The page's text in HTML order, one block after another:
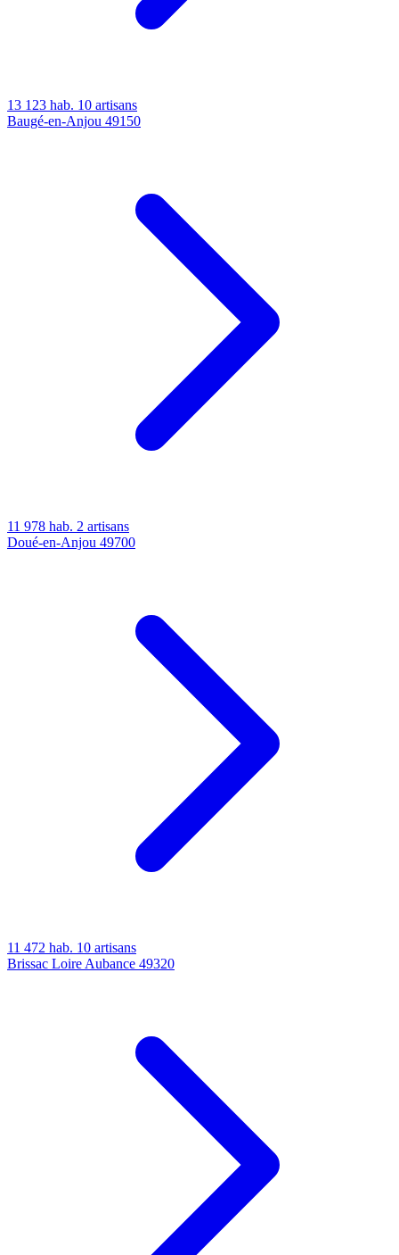
13 123 hab. 10 artisans
Baugé-en-Anjou 49150
11 978 hab. 2 artisans
Doué-en-Anjou 49700
11 472 hab. 10 artisans
Brissac Loire Aubance 49320